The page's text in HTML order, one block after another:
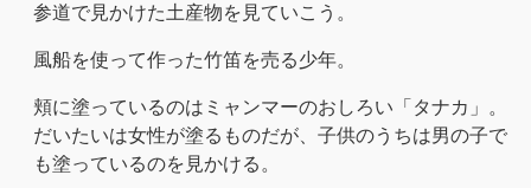
参道で見かけた土産物を見ていこう。
風船を使って作った竹笛を売る少年。
頬に塗っているのはミャンマーのおしろい「タナカ」。
だいたいは女性が塗るものだが、子供のうちは男の子で
も塗っているのを見かける。